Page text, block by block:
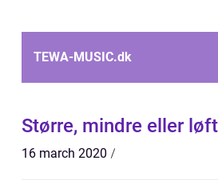
TEWA-MUSIC.dk
Større, mindre eller
16 march 2020